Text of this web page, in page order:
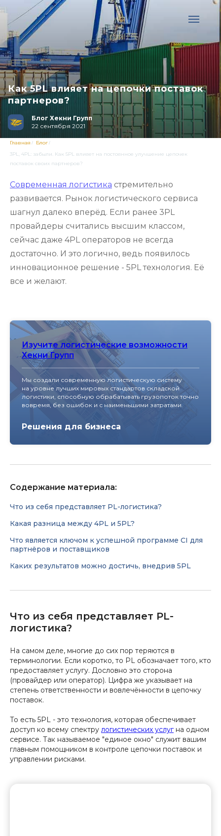
Как 5PL влияет на цепочки поставок
партнеров?
Блог Хекни Групп
22 сентября 2021
Главная / Блог/
3PL, 4PL: забыли. Как 5PL влияет на постоянное улучшение цепочек
поставок своих партнеров?
Современная логистика стремительно
развивается. Рынок логистического сервиса
шагнул далеко вперёд. Если ранее 3PL
провайдеры считались высшим классом,
сейчас даже 4PL операторов не всегда
достаточно. И это логично, ведь появилось
инновационное решение - 5PL технология. Её
все и желают.
Изучите логистические возможности
Хекни Групп
Мы создали современную логистическую систему
на уровне лучших мировых стандартов складской
логистики, способную обрабатывать грузопоток точно
вовремя, без ошибок и с наименьшими затратами.
Решения для бизнеса
Содержание материала:
Что из себя представляет PL-логистика?
Какая разница между 4PL и 5PL?
Что является ключом к успешной программе CI для
партнёров и поставщиков
Каких результатов можно достичь, внедрив 5PL
Что из себя представляет PL-
логистика?
На самом деле, многие до сих пор теряются в
терминологии. Если коротко, то PL обозначает того, кто
предоставляет услугу. Дословно это сторона
(провайдер или оператор). Цифра же указывает на
степень ответственности и вовлечённости в цепочку
поставок.
То есть 5PL - это технология, которая обеспечивает
доступ ко всему спектру логистических услугна одном
сервисе. Так называемое "единое окно" служит вашим
главным помощником в контроле цепочки поставок и
управлении рисками.